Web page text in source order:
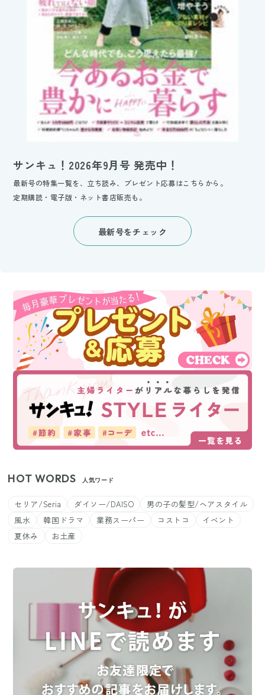
サンキュ！2026年9月号 発売中！
最新号の特集一覧を、立ち読み、プレゼント応募はこちらから。
定期購読・電子版・ネット書店販売も。
最新号をチェック
HOT WORDS 人気ワード
セリア/Seria ダイソー/DAISO
男の子の髪型/ヘアスタイル
風水
韓国ドラマ 業務スーパー コストコ
イベント
夏休み
お土産